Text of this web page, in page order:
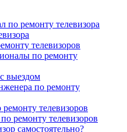
по ремонту телевизора
телевизоров
по ремонту
выездом
по ремонту
телевизоров
ремонту телевизоров
самостоятельно?